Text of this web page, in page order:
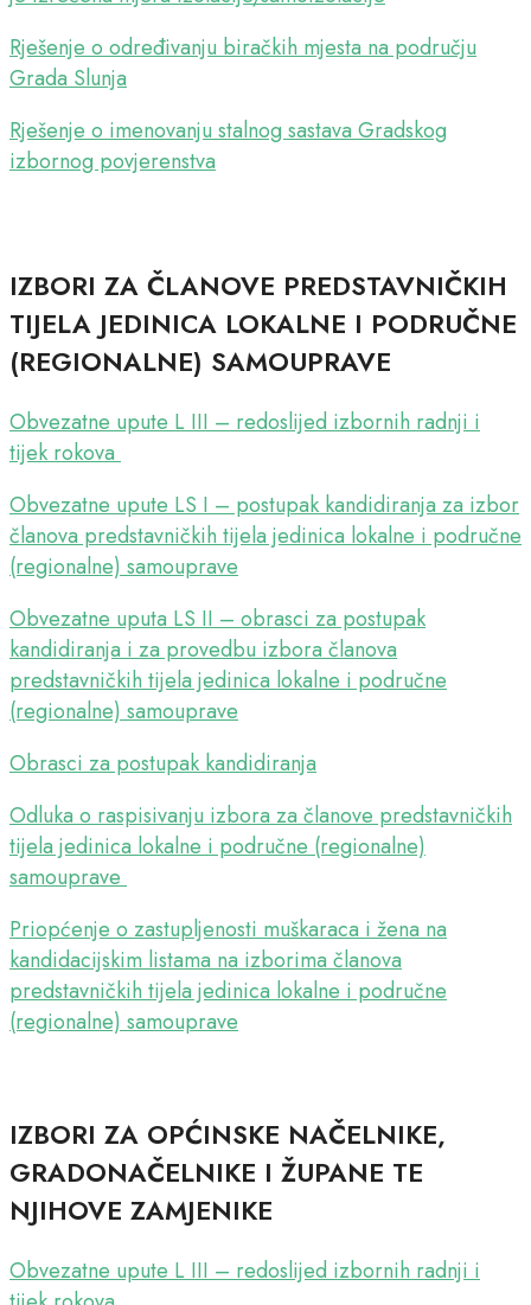
Rješenje o određivanju biračkih mjesta na području
Grada Slunja
Rješenje o imenovanju stalnog sastava Gradskog
izbornog povjerenstva
IZBORI ZA ČLANOVE PREDSTAVNIČKIH
TIJELA JEDINICA LOKALNE I PODRUČNE
(REGIONALNE) SAMOUPRAVE
Obvezatne upute L III – redoslijed izbornih radnji i
tijek rokova
Obvezatne upute LS I – postupak kandidiranja za izbor
članova predstavničkih tijela jedinica lokalne i područne
(regionalne) samouprave
Obvezatne uputa LS II – obrasci za postupak
kandidiranja i za provedbu izbora članova
predstavničkih tijela jedinica lokalne i područne
(regionalne) samouprave
Obrasci za postupak kandidiranja
Odluka o raspisivanju izbora za članove predstavničkih
tijela jedinica lokalne i područne (regionalne)
samouprave
Priopćenje o zastupljenosti muškaraca i žena na
kandidacijskim listama na izborima članova
predstavničkih tijela jedinica lokalne i područne
(regionalne) samouprave
IZBORI ZA OPĆINSKE NAČELNIKE,
GRADONAČELNIKE I ŽUPANE TE
NJIHOVE ZAMJENIKE
Obvezatne upute L III – redoslijed izbornih radnji i